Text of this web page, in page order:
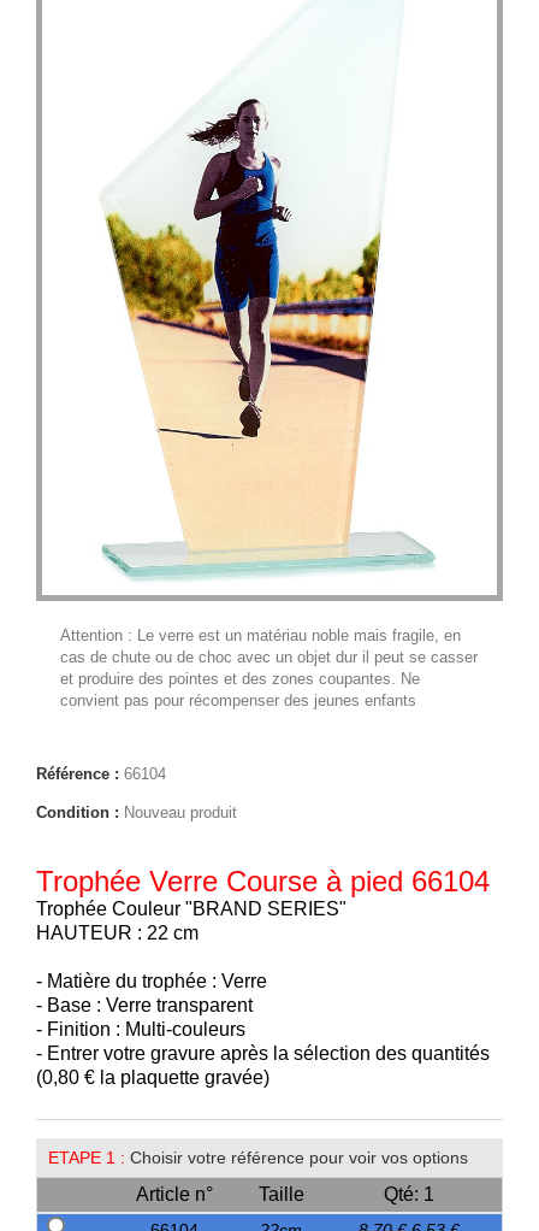
Attention : Le verre est un matériau noble mais fragile, en
cas de chute ou de choc avec un objet dur il peut se casser
et produire des pointes et des zones coupantes. Ne
convient pas pour récompenser des jeunes enfants
Référence : 66104
Condition : Nouveau produit
Trophée Verre Course à pied 66104
Trophée Couleur "BRAND SERIES"
HAUTEUR : 22 cm
- Matière du trophée : Verre
- Base : Verre transparent
- Finition : Multi-couleurs
- Entrer votre gravure après la sélection des quantités
(0,80 € la plaquette gravée)
ETAPE 1 : Choisir votre référence pour voir vos options
Article n° Taille Qté: 1